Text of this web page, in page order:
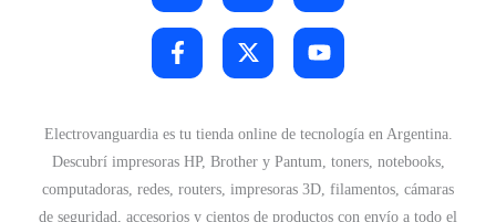
Electrovanguardia es tu tienda online de tecnología en Argentina.
Descubrí impresoras HP, Brother y Pantum, toners, notebooks,
computadoras, redes, routers, impresoras 3D, filamentos, cámaras
de seguridad, accesorios y cientos de productos con envío a todo el